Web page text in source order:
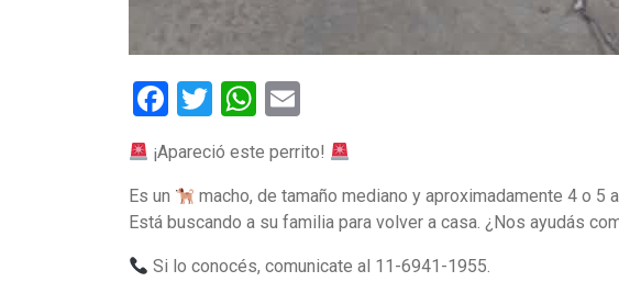
Facebook
TwitterWhatsApp
¡Apareció este perrito!
Es un
macho, de tamaño mediano y aproximadamente 4 o
Está buscando a su familia para volver a casa. ¿Nos ayudás
Si lo conocés, comunicate al 11-6941-1955.